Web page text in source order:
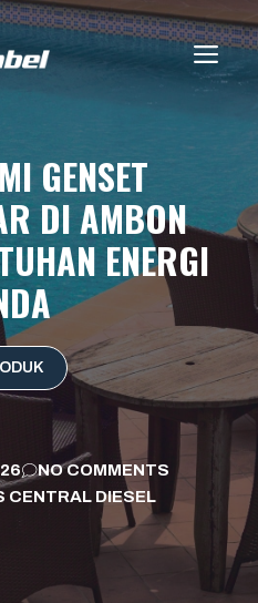
GENSET
DI AMBON
ENERGI
NO COMMENTS
CENTRAL DIESEL